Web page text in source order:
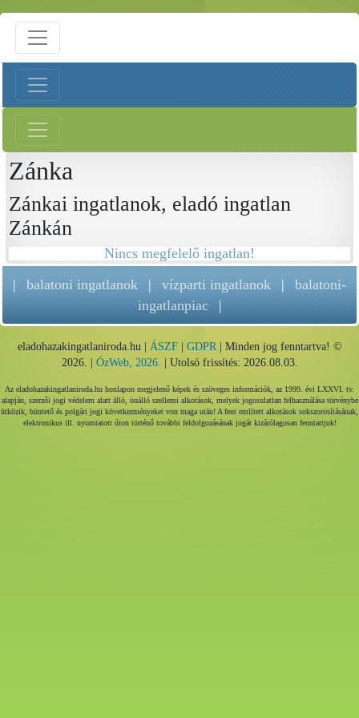
Zánka
Zánkai ingatlanok, eladó ingatlan
Zánkán
Nincs megfelelő ingatlan!
| balatoni ingatlanok | vízparti ingatlanok | balatoni-
ingatlanpiac |
eladohazakingatlaniroda.hu | ÁSZF| GDPR| Minden jog fenntartva! ©
2026. | ÓzWeb, 2026. | Utolsó frissítés: 2026.08.03.
Az eladohazakingatlaniroda.hu honlapon megjelenő képek és szöveges információk, az 1999. évi LXXVI. tv.
alapján, szerzői jogi védelem alatt álló, önálló szellemi alkotások, melyek jogosulatlan felhasználása törvénybe
ütközik, büntető és polgári jogi következményeket von maga után! A fent említett alkotások sokszorosításának,
elektronikus ill. nyomtatott úton történő további feldolgozásának jogát kizárólagosan fenntartjuk!